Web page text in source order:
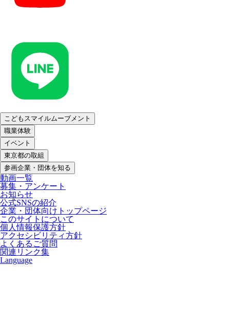
こどもスマイルムーブメント
職業体験
イベント
東京都の取組
参画企業・団体を知る
動画一覧
募集・アンケート
お知らせ
公式SNSの紹介
企業・団体向けトップページ
このサイトについて
個人情報保護方針
アクセシビリティ方針
よくあるご質問
関連リンク集
Language